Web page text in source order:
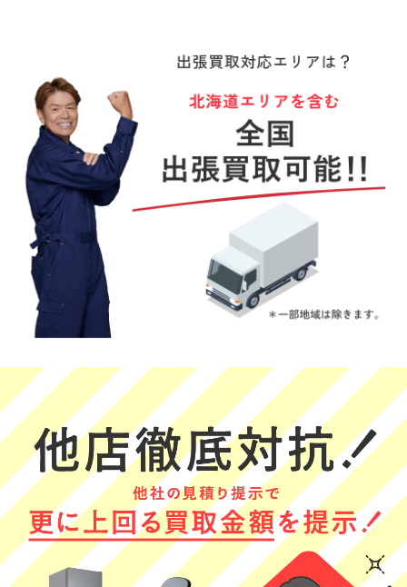
TAKO TSUBU
★★★★★
事前連絡から当
日の対応まで非
常に丁寧で大変
安心感のある出
張買い取りでし
た。査定根拠も
明確に説明いた
さを感じまし
た。初めて利用
する方にも自信
をもってオスス
メできる業者で
す。
(Googleのクチコミか
ら引用)
2026年06月01日
うずまきナルト
★★★★★
(Googleのクチコミか
ら引用)
2026年05月30日
★★★★★
かりました
(Googleのクチコミか
2026年05月29日
みやみぃ
★★★★★
はじめての買取
アミーアミー
★★★★★
一人暮らしの息
Yoshii
★★★★★
査定内容の説明